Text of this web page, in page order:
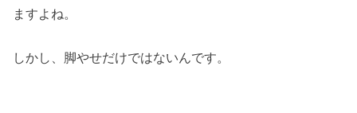
ますよね。
しかし、脚やせだけではないんです。